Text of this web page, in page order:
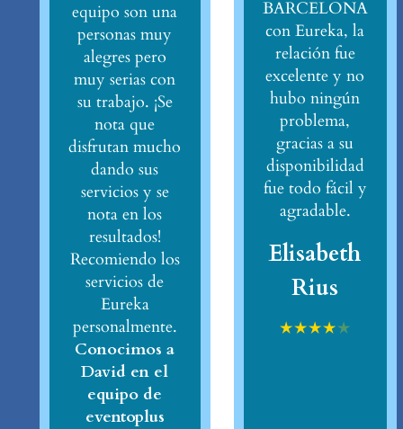
equipo son una
personas muy
alegres pero
muy serias con
su trabajo. ¡Se
nota que
disfrutan mucho
dando sus
servicios y se
nota en los
resultados!
Recomiendo los
servicios de
Eureka
personalmente.
Conocimos a
David en el
equipo de
eventoplus
BARCELONA
con Eureka, la
relación fue
excelente y no
hubo ningún
problema,
gracias a su
disponibilidad
fue todo fácil y
agradable.
Elisabeth
Rius
★★★★★